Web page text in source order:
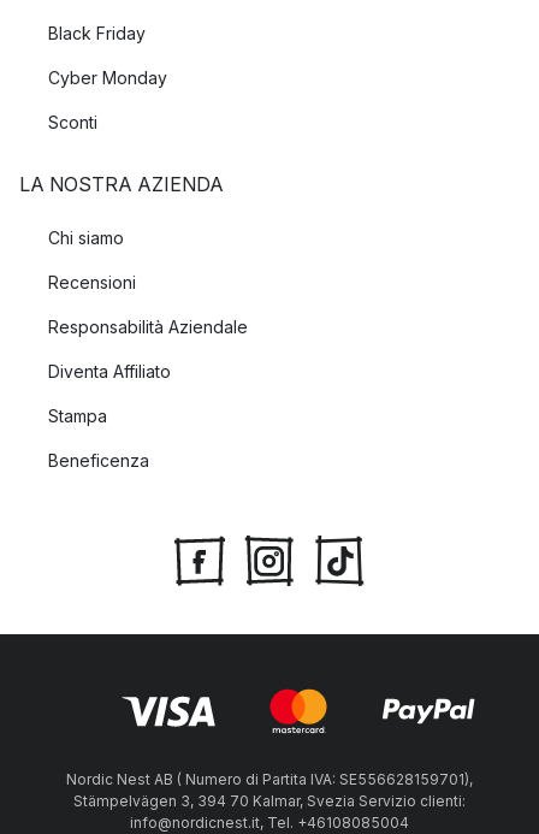
Black Friday
Cyber Monday
Sconti
LA NOSTRA AZIENDA
Chi siamo
Recensioni
Responsabilità Aziendale
Diventa Affiliato
Stampa
Beneficenza
Nordic Nest AB ( Numero di Partita IVA: SE556628159701),
Stämpelvägen 3, 394 70 Kalmar, Svezia Servizio clienti:
info@nordicnest.it, Tel. +46108085004